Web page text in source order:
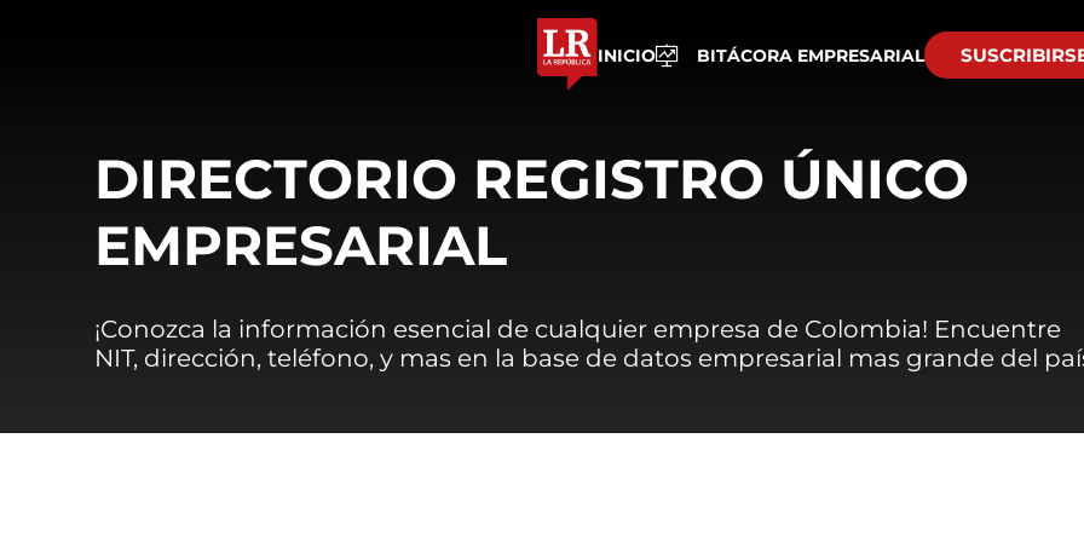
INICIO BITÁCORA EMPRESARIAL
DIRECTORIO REGISTRO ÚNICO
EMPRESARIAL
¡Conozca la información esencial de cualquier empresa de Colombia! Encuentre
NIT, dirección, teléfono, y mas en la base de datos empresarial mas grande del